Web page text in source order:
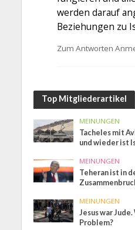
werden darauf
Beziehungen zu
Zum Antworten
Top Mitgliederartikel
MEINUNGEN
Tacheles mit
und wieder ist
MEINUNGEN
Teheran ist in
MEINUNGEN
Jesus war
Problem?